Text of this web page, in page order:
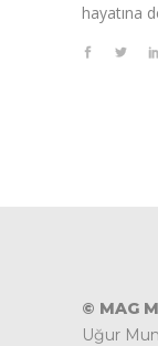
hayatına
© MAG
Uğur